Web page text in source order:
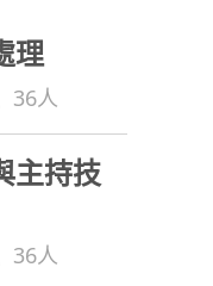
理
36人
主持技
36人